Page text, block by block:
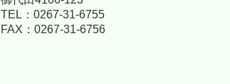
TEL：0267-31-6755
FAX：0267-31-6756